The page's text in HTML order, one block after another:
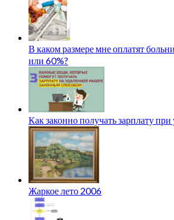
В каком размере мне оплатят
или 60%?
Как законно получать зарплату
Жаркое лето 2006